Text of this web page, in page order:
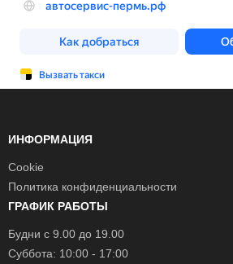
ИНФОРМАЦИЯ
Cookie
Политика конфиденциальности
ГРАФИК РАБОТЫ
Будни с 9.00 до 19.00
Суббота: 10:00 - 17:00